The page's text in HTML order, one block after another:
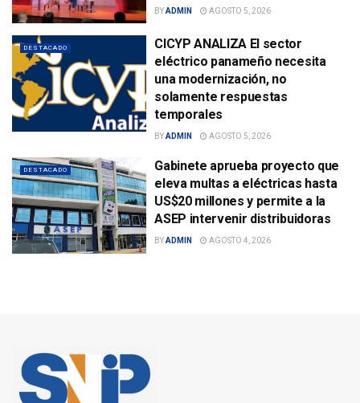
BYADMIN AGOSTO 5, 2026
DESTACADO
CICYP ANALIZA El sector
eléctrico panameño necesita
una modernización, no
solamente respuestas
temporales
BYADMIN AGOSTO 5, 2026
DESTACADO
Gabinete aprueba proyecto que
eleva multas a eléctricas hasta
US$20 millones y permite a la
ASEP intervenir distribuidoras
BYADMIN AGOSTO 4, 2026